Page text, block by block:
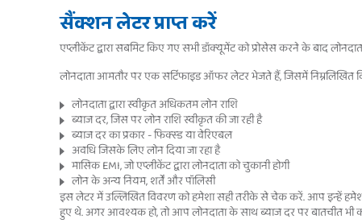
सैंक्शन लेटर प्राप्त करें
एप्लीकेंट द्वारा सबमिट किए गए सभी डॉक्यूमेंट को प्रोसेस करने के बाद
लोनदाता आमतौर पर एक सर्टिफाइड ऑफर लेटर भेजते हैं, जिसमें निम्नलिखित
लोनदाता द्वारा स्वीकृत अधिकतम लोन राशि
ब्याज दर, जिस पर लोन राशि स्वीकृत की जा रही है
ब्याज दर का प्रकार - फिक्स्ड या वेरिएबल
अवधि जिसके लिए लोन दिया जा रहा है
मासिक EMI, जो एप्लीकेंट द्वारा लोनदाता को चुकानी होगी
लोन के अन्य नियम, शर्तें और पॉलिसी
इस लेटर में उल्लिखित विवरण को हमेशा सही तरीके से चेक करें. आप इन्हें
हुए थे. अगर आवश्यक हो, तो आप लोनदाता के साथ ब्याज दर पर बातचीत